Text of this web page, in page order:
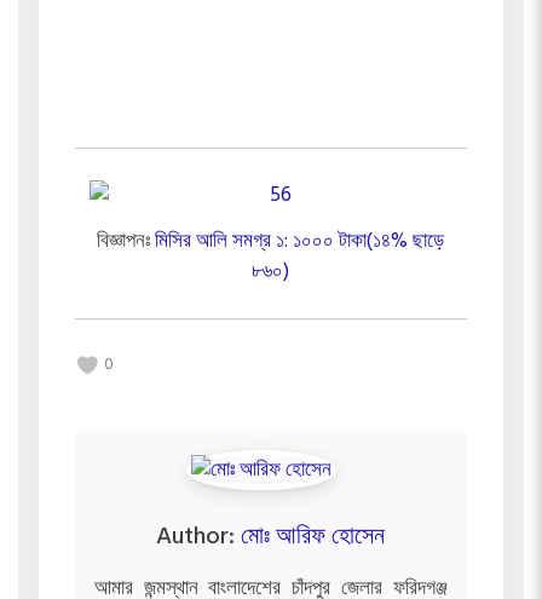
বিজ্ঞাপনঃমিসির আলি সমগ্র ১: ১০০০ টাকা(১৪% ছাড়ে
৮৬০)
0
Author:মোঃ আরিফ হোসেন
আমার জন্মস্থান বাংলাদেশের চাঁদপুর জেলার ফরিদগঞ্জ